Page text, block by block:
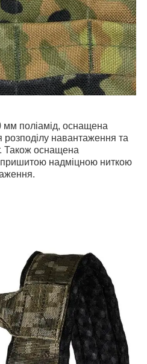
мм поліамід, оснащена
навантаження та
Також оснащена
надміцною ниткою